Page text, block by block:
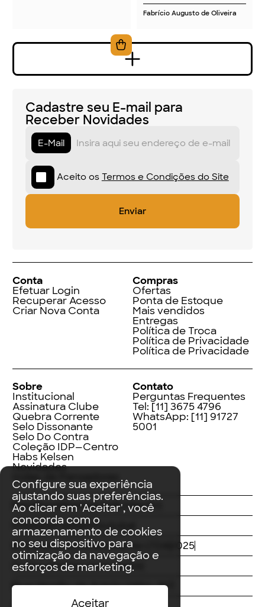
Configure sua experiência
ajustando suas preferências.
Ao clicar em 'Aceitar', você
concorda com o
armazenamento de cookies
no seu dispositivo para
otimização da navegação e
esforços de marketing.
Aceitar
Fabrício Augusto de Oliveira
Cadastre seu E-mail para
Receber Novidades
E-Mail
Aceito os Termos e Condições do Site
Conta
Efetuar Login
Recuperar Acesso
Criar Nova Conta
Compras
Ofertas
Ponta de Estoque
Mais vendidos
Entregas
Política de Troca
Política de Privacidade
Política de Privacidade
Sobre
Institucional
Assinatura Clube
Quebra Corrente
Selo Dissonante
Selo Do Contra
Coleção IDP—Centro
Habs Kelsen
Novidades
Index de Pensadores
Contato
Perguntas Frequentes
Tel: [11] 3675 4796
WhatsApp: [11] 91727
5001
FacebookInstagramLinkedIn
ThreadsTwitterYoutube
© Editora Contracorrente LTDA
2025
Todos direitos reservados
Rua Vergílio de Araújo Valim, 167